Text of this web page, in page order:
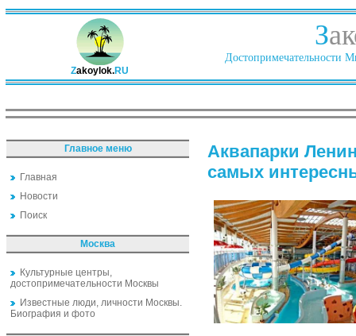
Zakoylok.RU
З
Достопримечательности
Главное меню
Главная
Новости
Поиск
Москва
Культурные центры,
достопримечательности Москвы
Известные люди, личности Москвы.
Биография и фото
Аквапарки
самых